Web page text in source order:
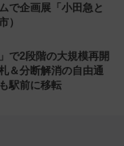
で企画展「小田急と
）
で2段階の大規模再開
＆分断解消の自由通
駅前に移転